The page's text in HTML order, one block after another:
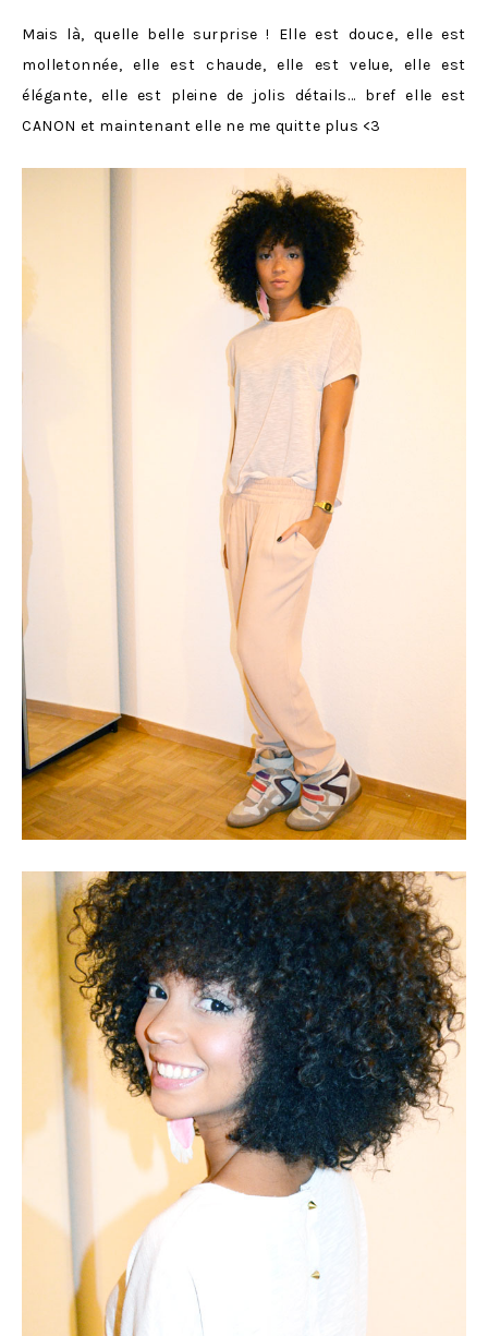
Mais là, quelle belle surprise ! Elle est douce, elle est
molletonnée, elle est chaude, elle est velue, elle est
élégante, elle est pleine de jolis détails… bref elle est
CANON et maintenant elle ne me quitte plus <3